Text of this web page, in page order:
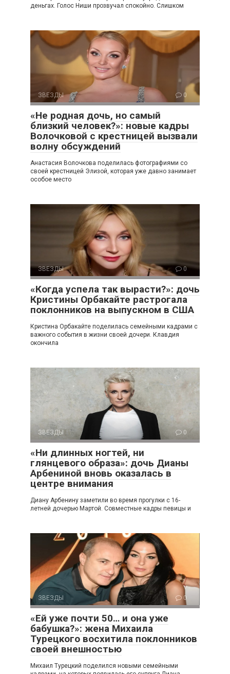
деньгах. Голос Ниши прозвучал спокойно. Слишком
ЗВЕЗДЫ 0
«Не родная дочь, но самый
близкий человек?»: новые кадры
Волочковой с крестницей вызвали
волну обсуждений
Анастасия Волочкова поделилась фотографиями со
своей крестницей Элизой, которая уже давно занимает
особое место
ЗВЕЗДЫ 0
«Когда успела так вырасти?»: дочь
Кристины Орбакайте растрогала
поклонников на выпускном в США
Кристина Орбакайте поделилась семейными кадрами с
важного события в жизни своей дочери. Клавдия
окончила
ЗВЕЗДЫ 0
«Ни длинных ногтей, ни
глянцевого образа»: дочь Дианы
Арбениной вновь оказалась в
центре внимания
Диану Арбенину заметили во время прогулки с 16-
летней дочерью Мартой. Совместные кадры певицы и
ЗВЕЗДЫ 0
«Ей уже почти 50… и она уже
бабушка?»: жена Михаила
Турецкого восхитила поклонников
своей внешностью
Михаил Турецкий поделился новыми семейными